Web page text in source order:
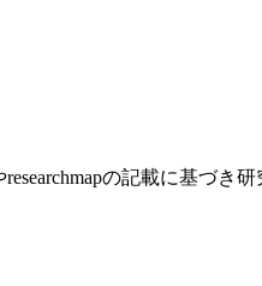
の記載に基づき